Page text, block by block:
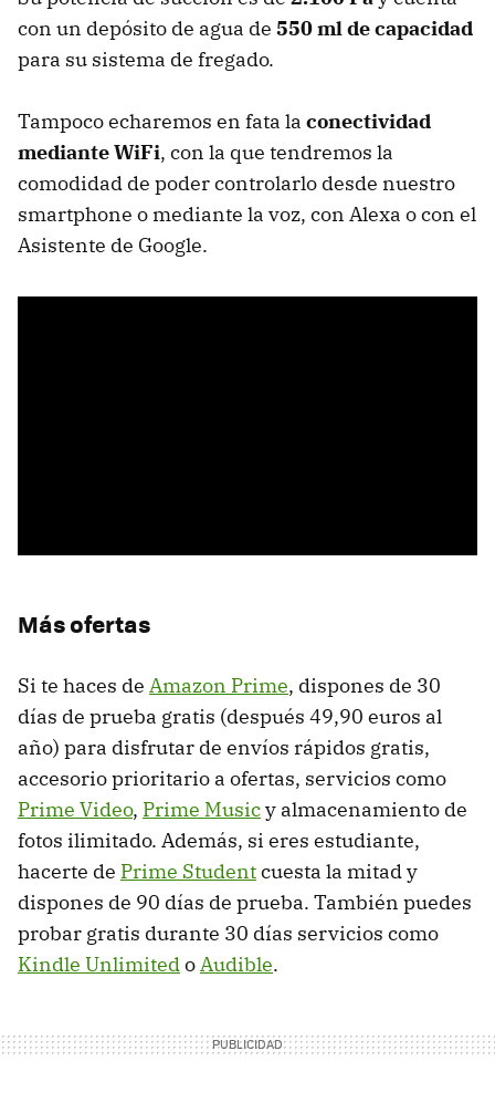
con un depósito de agua de 550 ml de capacidad
para su sistema de fregado.
Tampoco echaremos en fata la conectividad
mediante WiFi, con la que tendremos la
comodidad de poder controlarlo desde nuestro
smartphone o mediante la voz, con Alexa o con el
Asistente de Google.
Más ofertas
Si te haces de Amazon Prime, dispones de 30
días de prueba gratis (después 49,90 euros al
año) para disfrutar de envíos rápidos gratis,
accesorio prioritario a ofertas, servicios como
Prime Video, Prime Musicy almacenamiento de
fotos ilimitado. Además, si eres estudiante,
hacerte de Prime Studentcuesta la mitad y
dispones de 90 días de prueba. También puedes
probar gratis durante 30 días servicios como
Kindle UnlimitedoAudible.